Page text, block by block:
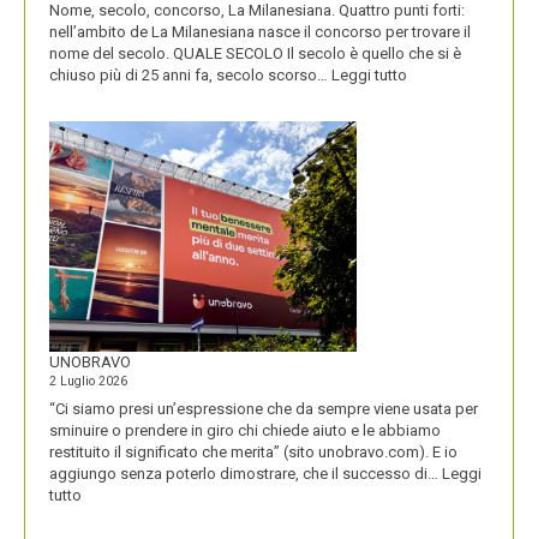
Nome, secolo, concorso, La Milanesiana. Quattro punti forti:
nell’ambito de La Milanesiana nasce il concorso per trovare il
nome del secolo. QUALE SECOLO Il secolo è quello che si è
chiuso più di 25 anni fa, secolo scorso… Leggi tutto
UNOBRAVO
2 Luglio 2026
“Ci siamo presi un’espressione che da sempre viene usata per
sminuire o prendere in giro chi chiede aiuto e le abbiamo
restituito il significato che merita” (sito unobravo.com). E io
aggiungo senza poterlo dimostrare, che il successo di… Leggi
tutto